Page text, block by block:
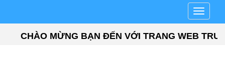
Toggle
MỪNG BẠN ĐẾN VỚI TRANG WEB TRUYỀN